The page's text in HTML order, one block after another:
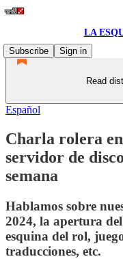
LA
Subscribe
Sign in
Read
Español
Charla rolera
servidor de
semana
Hablamos sobre
2024, la apertura
esquina del rol,
traducciones, etc.